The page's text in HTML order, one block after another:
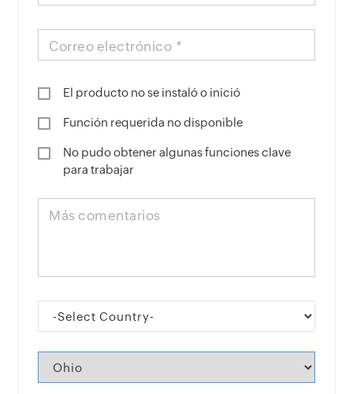
Correo electrónico *
El producto no se instaló o inició
Función requerida no disponible
No pudo obtener algunas funciones clave
para trabajar
Más comentarios